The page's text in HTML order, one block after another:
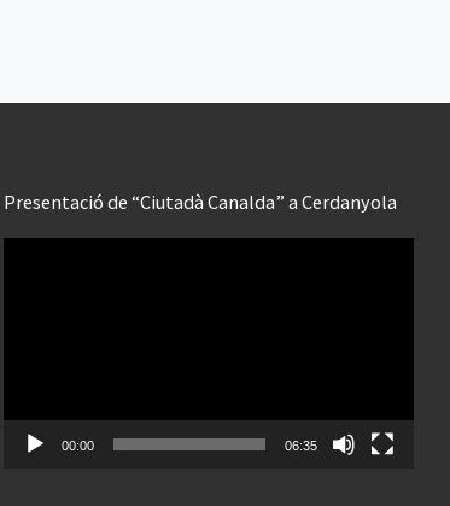
Presentació de “Ciutadà Canalda” a Cerdanyola
00:00 06:35